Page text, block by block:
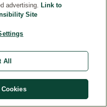
advertising. Link to
Site
All